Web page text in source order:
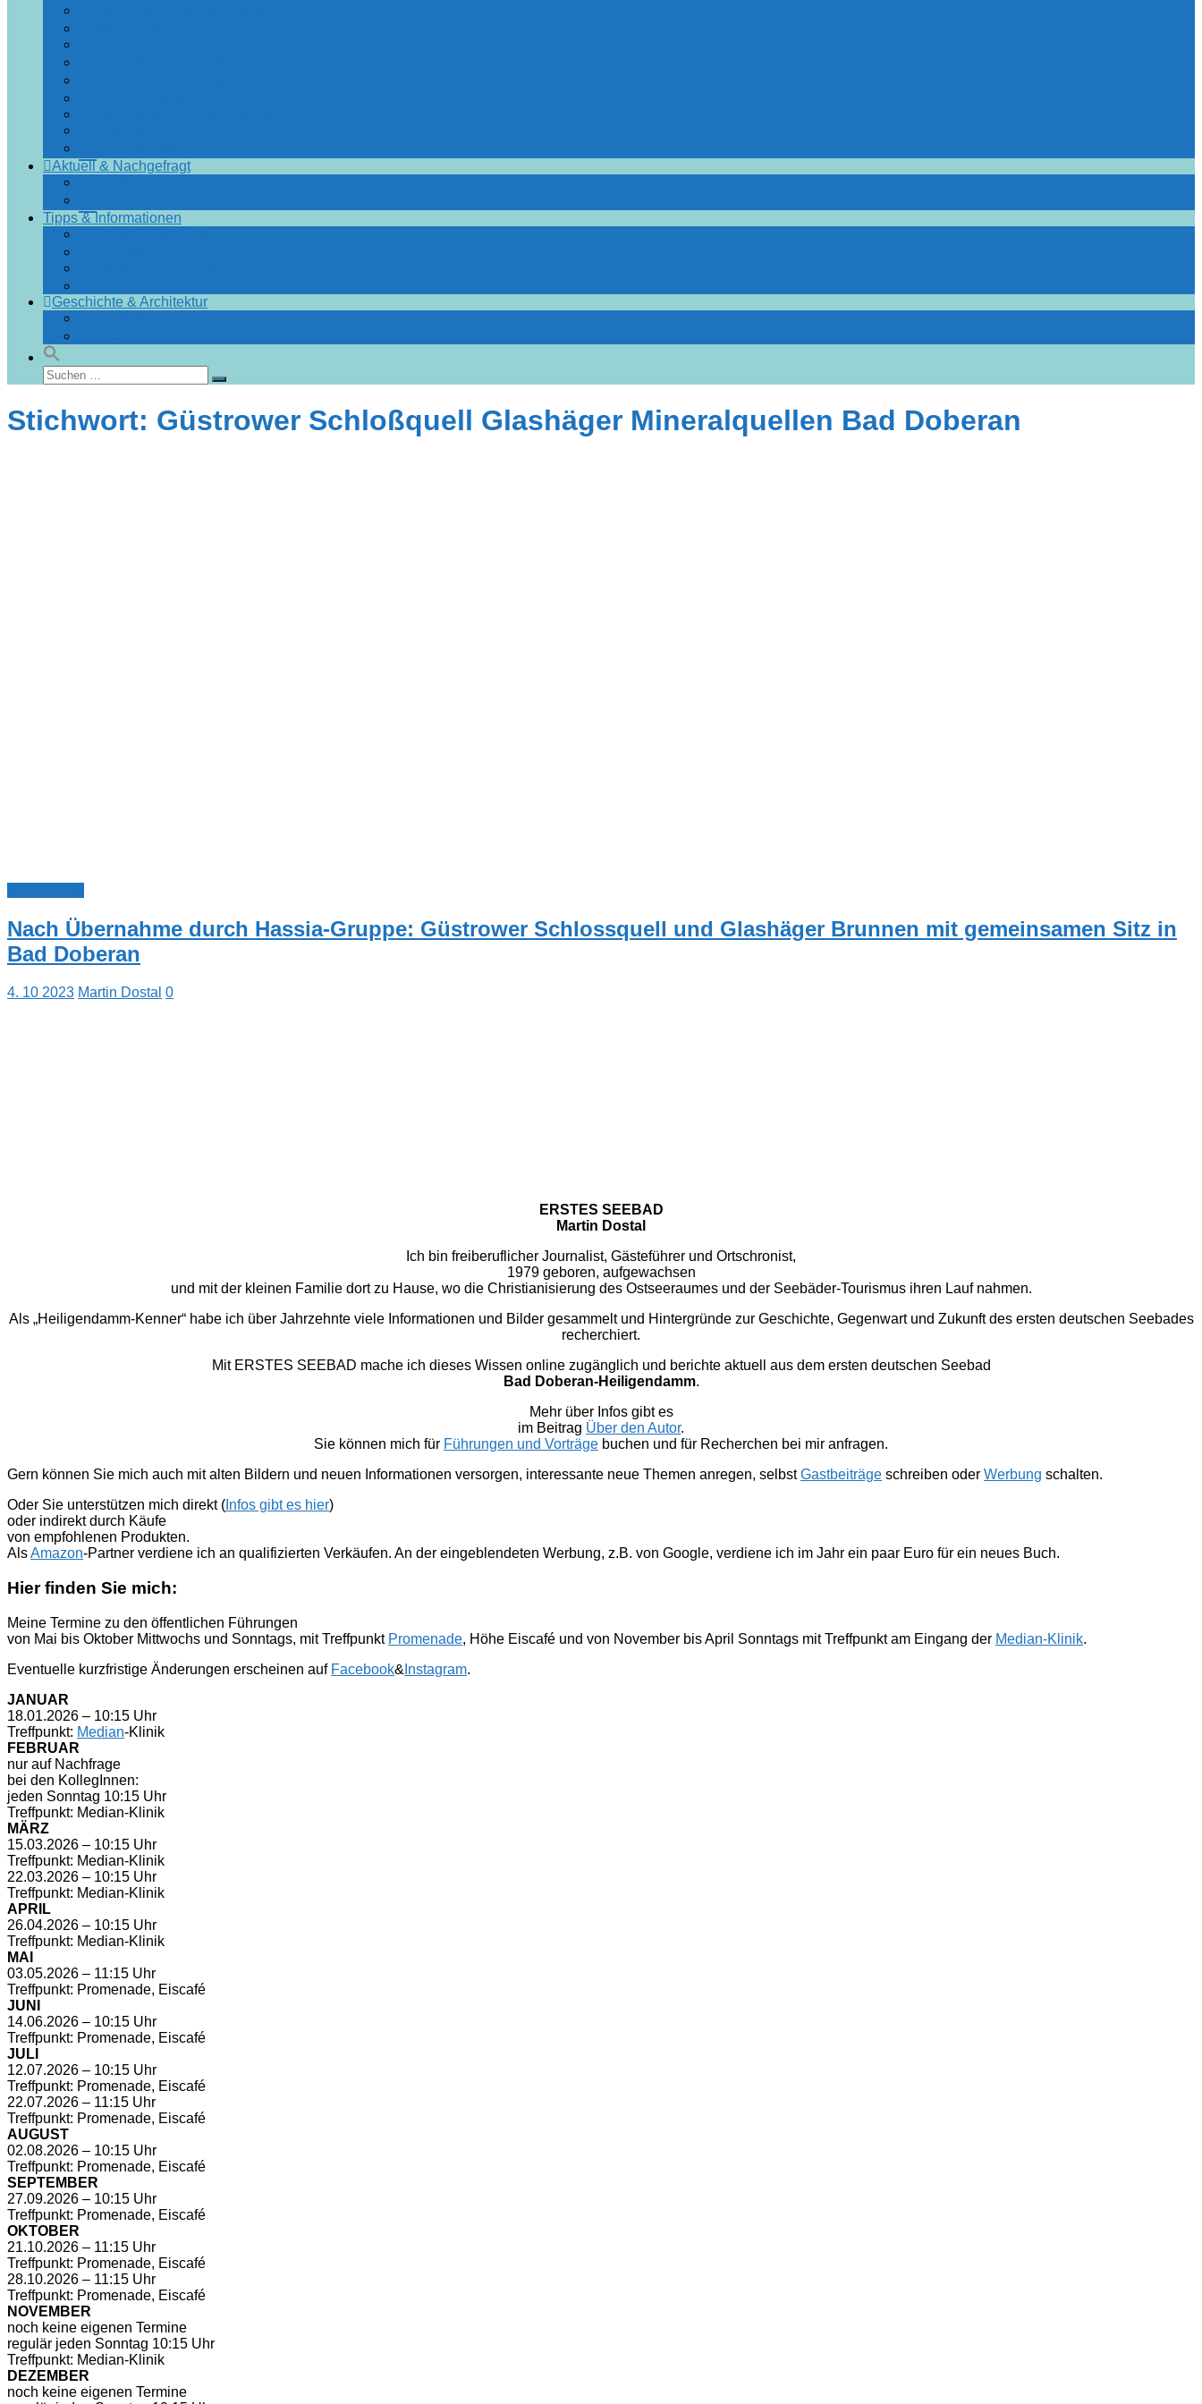
Aktuell & Nachgefragt
Tipps & Informationen
Geschichte & Architektur
Suchen
nach:
Suchen
Stichwort: Güstrower Schloßquell Glashäger Mineralquellen Bad Doberan
Nach Übernahme durch Hassia-Gruppe: Güstrower Schlossquell und Glashäger Brunnen mit gemeinsamen Sitz in
Bad Doberan
4. 10 2023 Martin Dostal 0
ERSTES SEEBAD
Martin Dostal
Ich bin freiberuflicher Journalist, Gästeführer und Ortschronist,
1979 geboren, aufgewachsen
und mit der kleinen Familie dort zu Hause, wo die Christianisierung des Ostseeraumes und der Seebäder-Tourismus ihren Lauf nahmen.
Als „Heiligendamm-Kenner“ habe ich über Jahrzehnte viele Informationen und Bilder gesammelt und Hintergründe zur Geschichte, Gegenwart und Zukunft des ersten deutschen Seebades
recherchiert.
Mit ERSTES SEEBAD mache ich dieses Wissen online zugänglich und berichte aktuell aus dem ersten deutschen Seebad
Bad Doberan-Heiligendamm.
Mehr über Infos gibt es
im Beitrag Über den Autor.
Sie können mich für Führungen und Vorträge buchen und für Recherchen bei mir anfragen.
Gern können Sie mich auch mit alten Bildern und neuen Informationen versorgen, interessante neue Themen anregen, selbstGastbeiträge schreiben oder Werbung schalten.
Oder Sie unterstützen mich direkt ( Infos gibt es hier)
oder indirekt durch Käufe
von empfohlenen Produkten.
AlsAmazon-Partner verdiene ich an qualifizierten Verkäufen. An der eingeblendeten Werbung, z.B. von Google, verdiene ich im Jahr ein paar Euro für ein neues Buch.
Hier finden Sie mich:
Meine Termine zu den öffentlichen Führungen
von Mai bis Oktober Mittwochs und Sonntags, mit Treffpunkt Promenade, Höhe Eiscafé und von November bis April Sonntags mit Treffpunkt am Eingang der Median-Klinik.
Eventuelle kurzfristige Änderungen erscheinen auf Facebook& Instagram.
JANUAR
18.01.2026 – 10:15 Uhr
Treffpunkt: Median-Klinik
FEBRUAR
nur auf Nachfrage
bei den KollegInnen:
jeden Sonntag 10:15 Uhr
Treffpunkt: Median-Klinik
MÄRZ
15.03.2026 – 10:15 Uhr
Treffpunkt: Median-Klinik
22.03.2026 – 10:15 Uhr
Treffpunkt: Median-Klinik
APRIL
26.04.2026 – 10:15 Uhr
Treffpunkt: Median-Klinik
MAI
03.05.2026 – 11:15 Uhr
Treffpunkt: Promenade, Eiscafé
JUNI
14.06.2026 – 10:15 Uhr
Treffpunkt: Promenade, Eiscafé
JULI
12.07.2026 – 10:15 Uhr
Treffpunkt: Promenade, Eiscafé
22.07.2026 – 11:15 Uhr
Treffpunkt: Promenade, Eiscafé
AUGUST
02.08.2026 – 10:15 Uhr
Treffpunkt: Promenade, Eiscafé
SEPTEMBER
27.09.2026 – 10:15 Uhr
Treffpunkt: Promenade, Eiscafé
OKTOBER
21.10.2026 – 11:15 Uhr
Treffpunkt: Promenade, Eiscafé
28.10.2026 – 11:15 Uhr
Treffpunkt: Promenade, Eiscafé
NOVEMBER
noch keine eigenen Termine
regulär jeden Sonntag 10:15 Uhr
Treffpunkt: Median-Klinik
DEZEMBER
noch keine eigenen Termine